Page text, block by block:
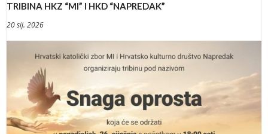
TRIBINA HKZ “MI” I HKD “NAPREDAK”
20 sij. 2026